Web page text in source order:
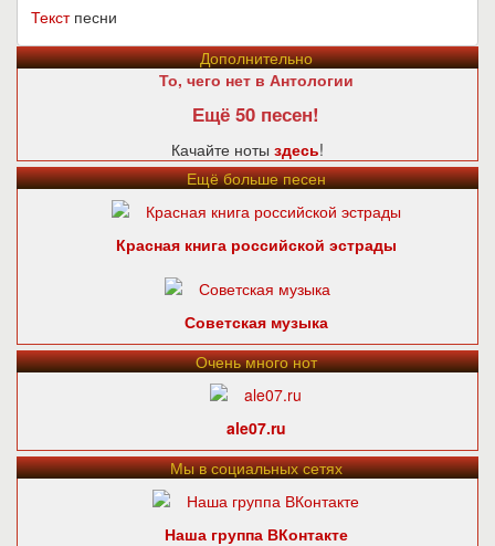
Текстпесни
Дополнительно
То, чего нет в Антологии
Ещё 50 песен!
Качайте ноты здесь!
Ещё больше песен
Красная книга российской эстрады
Советская музыка
Очень много нот
ale07.ru
Мы в социальных сетях
Наша группа ВКонтакте